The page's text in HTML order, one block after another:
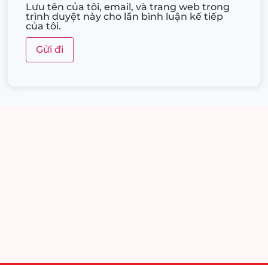
Lưu tên của tôi, email, và trang web trong
trình duyệt này cho lần bình luận kế tiếp
của tôi.